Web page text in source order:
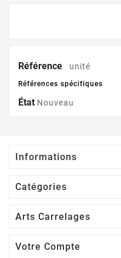
Référence unité
Références spécifiques
État Nouveau
Informations
Catégories
Arts Carrelages
Votre Compte